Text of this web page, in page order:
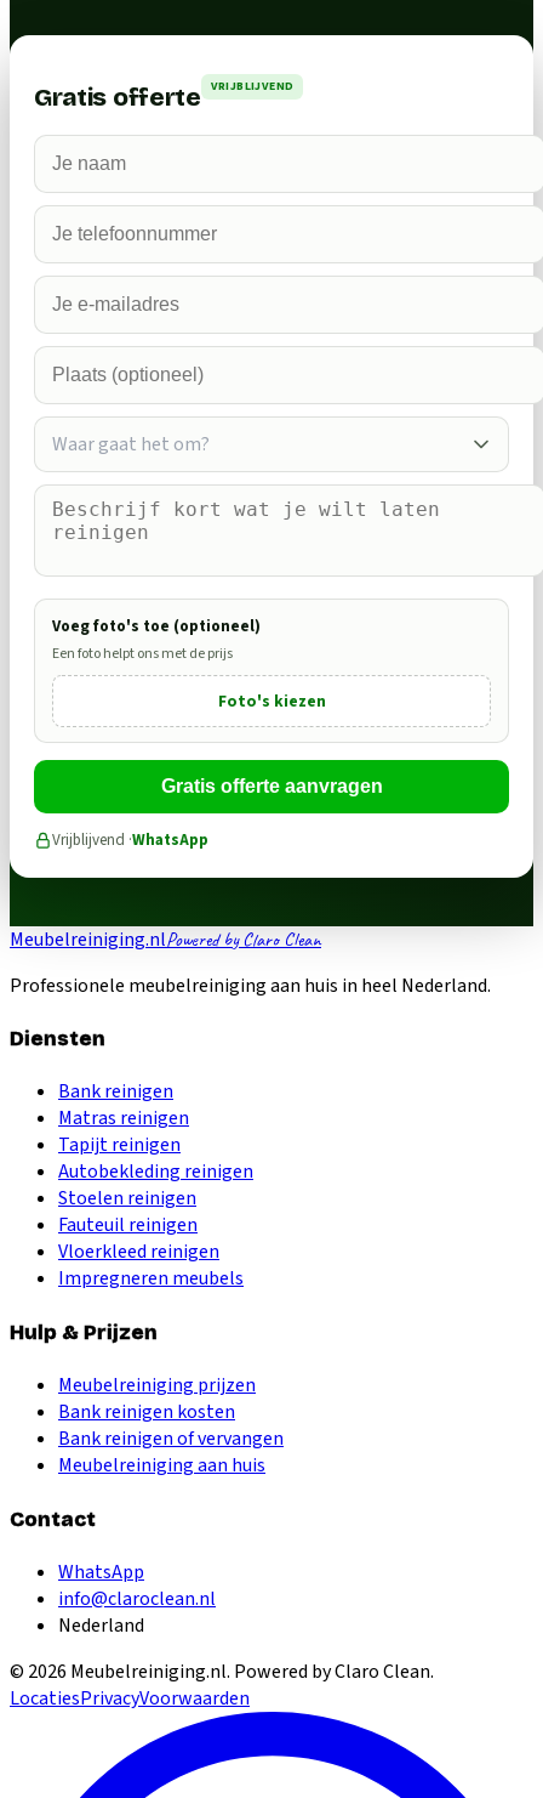
Gratis offerte VRIJBLIJVEND
Waar gaat het om?
Voeg foto's toe (optioneel)
Een foto helpt ons met de prijs
Foto's kiezen
Gratis offerte aanvragen
Vrijblijvend ·WhatsApp
Meubelreiniging.nlPowered by Claro Clean
Professionele meubelreiniging aan huis in heel Nederland.
Diensten
Bank reinigen
Matras reinigen
Tapijt reinigen
Autobekleding reinigen
Stoelen reinigen
Fauteuil reinigen
Vloerkleed reinigen
Impregneren meubels
Hulp & Prijzen
Meubelreiniging prijzen
Bank reinigen kosten
Bank reinigen of vervangen
Meubelreiniging aan huis
Contact
WhatsApp
info@claroclean.nl
Nederland
© 2026 Meubelreiniging.nl. Powered by Claro Clean.
LocatiesPrivacyVoorwaarden